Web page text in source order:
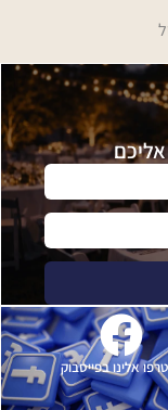
אליכם
אלינו בפייסבוק